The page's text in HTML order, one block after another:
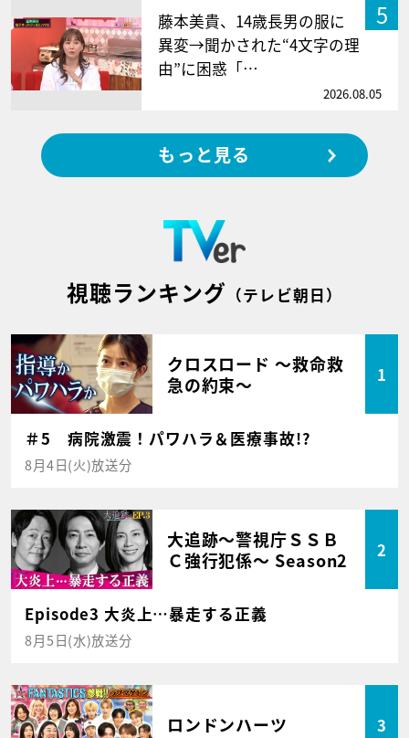
5
藤本美貴、14歳長男の服に
異変→聞かされた“4文字の理
由”に困惑「…
2026.08.05
もっと見る
視聴ランキング （テレビ朝日）
クロスロード ～救命救
急の約束～
1
＃5 病院激震！パワハラ＆医療事故!?
8月4日(火)放送分
大追跡～警視庁ＳＳＢ
Ｃ強行犯係～ Season2
2
Episode3 大炎上…暴走する正義
8月5日(水)放送分
ロンドンハーツ 3